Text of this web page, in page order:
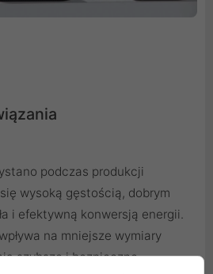
podczas produkcji
wysoką gęstością, dobrym
i efektywną konwersją energii.
na mniejsze wymiary
szybsze i bezpieczne